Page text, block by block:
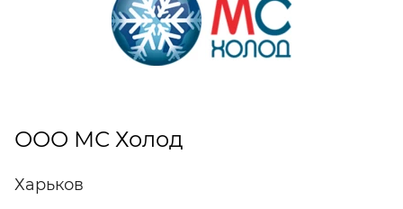
ООО МС Холод
Харьков